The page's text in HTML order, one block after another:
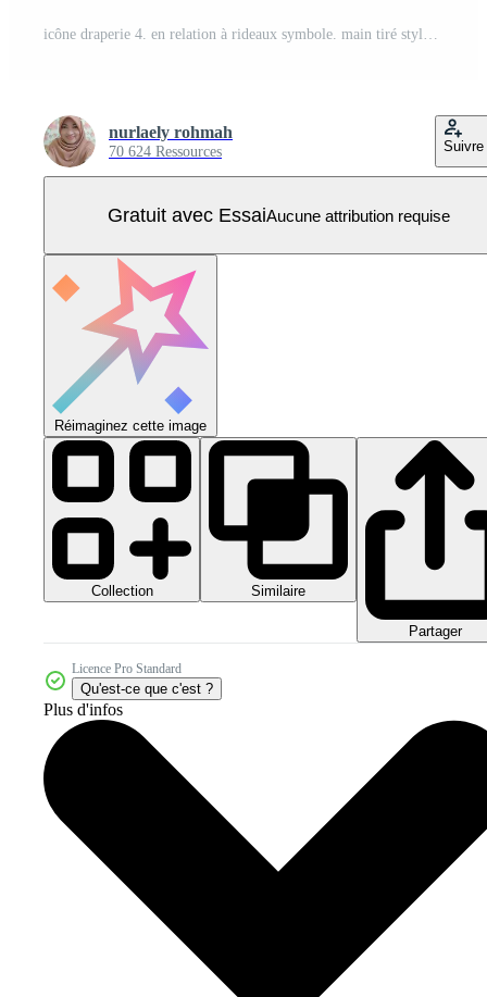
icône draperie 4. en relation à rideaux symbole. main tiré style. Facile conception modifiable. Facile illustration Vecteur Pro
nurlaely rohmah
70 624 Ressources Suivre
Gratuit avec EssaiAucune attribution requise
Réimaginez cette image
Collection Similaire
Partager
Licence Pro Standard
Qu'est-ce que c'est ?
Plus d'infos